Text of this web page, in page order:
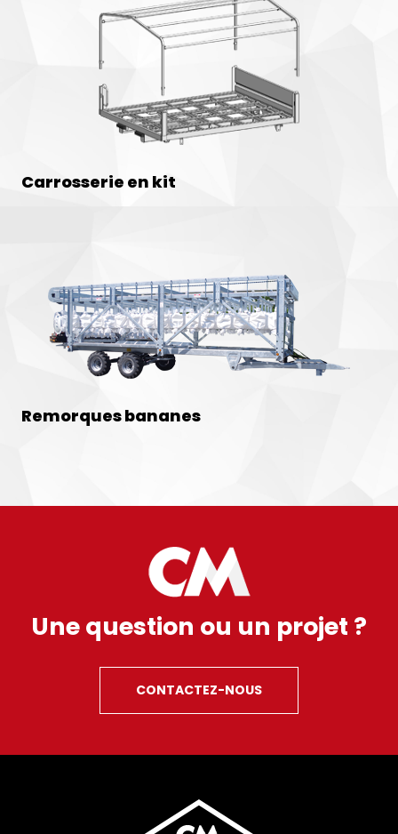
Carrosserie en kit
Remorques bananes
Une question ou un projet ?
CONTACTEZ-NOUS